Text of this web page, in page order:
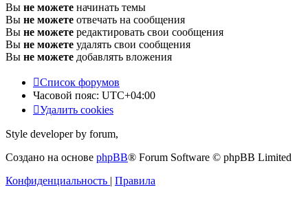
Вы не можете начинать темы
Вы не можете отвечать на сообщения
Вы не можете редактировать свои сообщения
Вы не можете удалять свои сообщения
Вы не можете добавлять вложения
Список форумов
Часовой пояс: UTC+04:00
Удалить cookies
Style developer by forum,
Создано на основе phpBB® Forum Software © phpBB Limited
Конфиденциальность | Правила